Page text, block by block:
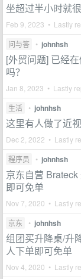
坐超过半小时就
Feb 9, 2023 • Lastly
问与答 • johnhsh
[外贸问题] 已经
吗？
Jan 8, 2023 • Lastly
生活 • johnhsh
这里有人做了近
Dec 2, 2022 • Lastly
程序员 • johnhsh
京东自营
即可免单
Nov 7, 2020 • Lastly
京东 • johnhsh
组团买升降桌/升
人下单即可免单
Nov 4, 2020 • Lastly